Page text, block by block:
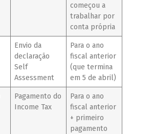
começou a
trabalhar por
conta própria
Envio da
declaração
Self
Assessment
Para o ano
fiscal anterior
(que termina
em 5 de abril)
Pagamento do
Income Tax
Para o ano
fiscal anterior
+ primeiro
pagamento